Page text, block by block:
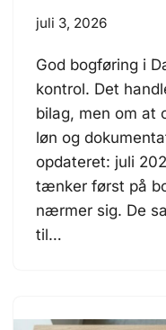
juli 3, 2026
God bogføring i
kontrol. Det
bilag, men om at
løn og
opdateret: juli
tænker først på
nærmer sig. De
til…